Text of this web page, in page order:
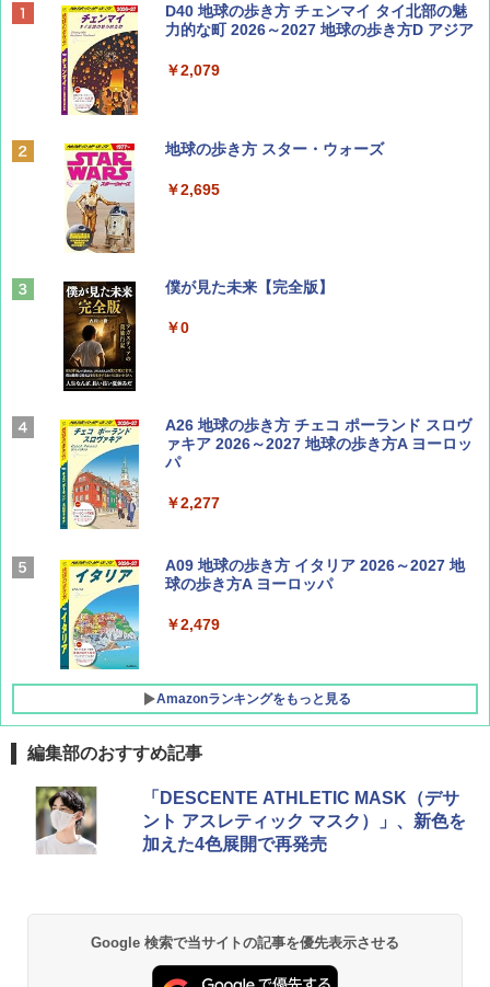
BE-PAL(ビ-パル) 2026年 9 月号【特別付録:
SOTO ミニマル"旅"財布 ランダム2種】
￥1,500
ディズニーファン ２０２６年 ９月号 [雑
山と溪谷 2026年8月号「南アルプス大全」
￥1,540
Coyote No.89 特集 星野道夫 夢見る旅
￥1,540
AIRLINE（エアライン）2026年9月号【特
集】ボーイング110周年を祝して！
￥1,760
D40 地球の歩き方 チェンマイ タイ北部の魅
力的な町 2026～2027 地球の歩き方D アジア
￥2,079
地球の歩き方 スター・ウォーズ
￥2,695
僕が見た未来【完全版】
￥0
A26 地球の歩き方 チェコ ポーランド スロヴ
ァキア 2026～2027 地球の歩き方A ヨーロッ
パ
￥2,277
A09 地球の歩き方 イタリア 2026～2027 地
球の歩き方A ヨーロッパ
￥2,479
Amazonランキングをもっと見る
[キャンパーズコレクション 山善] ポップアッ
プテント 傘みたいに広げて畳める パッとサ
ッとサンシェード キューブ フルクローズ メ
ッシュ 簡単設置 ワンタッチテント キャンプ
PYKES PEAK (パイクスピーク) 着替えテン
GRANDOOR ステンレス保冷剤 2個セット 2
026リニューアル 急速冷凍 空間倍増 衛生的
コンパクト 保冷力長持ち
-08EX カーキ ソロキャンプ ポリエステル フ
レーム ドーム型 テント
編集部のおすすめ記事
「DESCENTE ATHLETIC MASK（デサ
ント アスレティック マスク）」、新色を
加えた4色展開で再発売
Google 検索で当サイトの記事を優先表示させる